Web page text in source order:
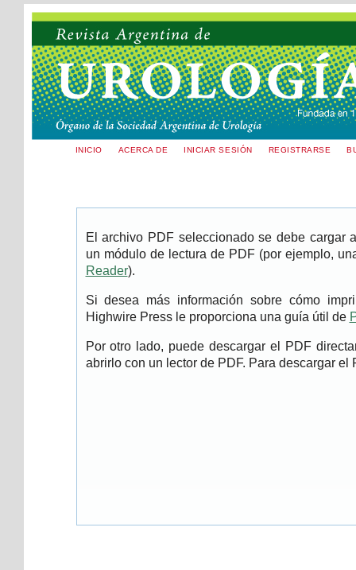
INICIO ACERCA DE INICIAR SESIÓN REGISTRARSE
El archivo PDF seleccionado se debe cargar
un módulo de lectura de PDF (por ejemplo,
Reader).
Si desea más información sobre cómo
Highwire Press le proporciona una guía útil de
Por otro lado, puede descargar el PDF
abrirlo con un lector de PDF. Para descargar el